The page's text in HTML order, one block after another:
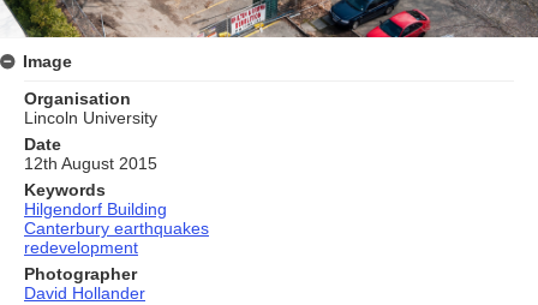
Image
Organisation
Lincoln University
Date
12th August 2015
Keywords
Hilgendorf Building
Canterbury earthquakes
redevelopment
Photographer
David Hollander